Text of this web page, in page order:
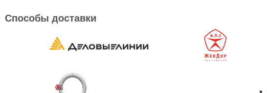
Способы доставки